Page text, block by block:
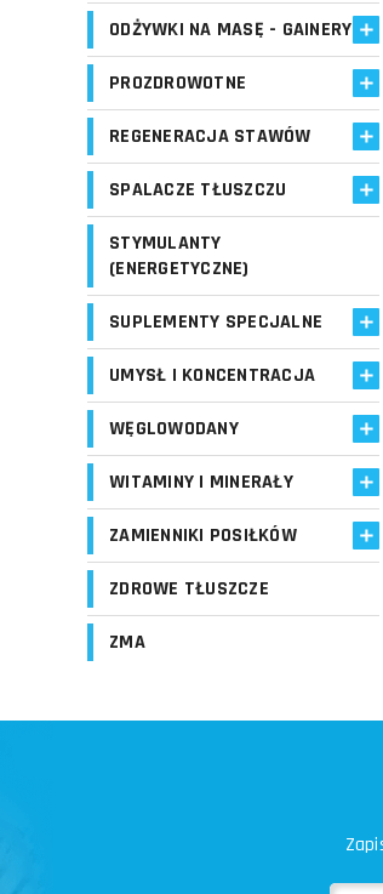
ODŻYWKI NA MASĘ - GAINERY
PROZDROWOTNE
REGENERACJA STAWÓW
SPALACZE TŁUSZCZU
STYMULANTY
(ENERGETYCZNE)
SUPLEMENTY SPECJALNE
UMYSŁ I KONCENTRACJA
WĘGLOWODANY
WITAMINY I MINERAŁY
ZAMIENNIKI POSIŁKÓW
ZDROWE TŁUSZCZE
ZMA